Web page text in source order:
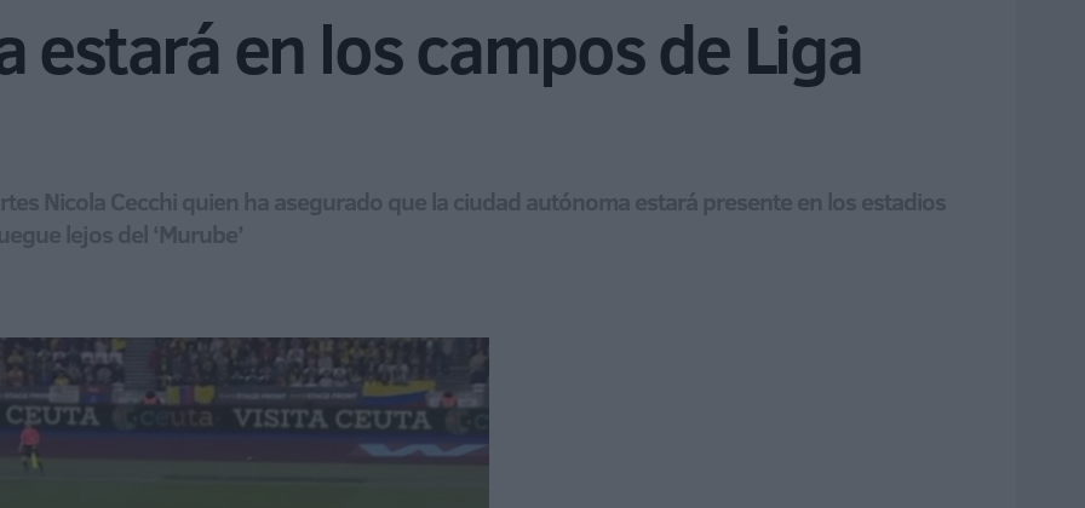
estará en los campos de Liga
Nicola Cecchi quien ha asegurado que la ciudad autónoma estará presente en los estadios
lejos del ‘Murube’